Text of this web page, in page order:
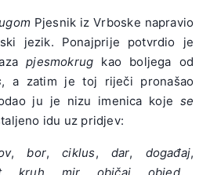
Pjesnik iz Vrboske napravio
jezik. Ponajprije potvrdio je
pjesmokrug kao boljega od
, a zatim je toj riječi pronašao
ju je nizu imenica koje se
idu uz pridjev:
, bor, ciklus, dar, događaj,